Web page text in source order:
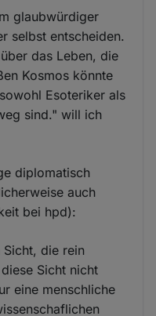
glaubwürdiger
selbst entscheiden.
das Leben, die
Kosmos könnte
Esoteriker als
sind." will ich
diplomatisch
auch
bei hpd):
Sicht, die rein
Sicht nicht
eine menschliche